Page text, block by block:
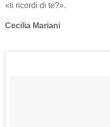
«ti ricordi di te?».
Cecilia Mariani